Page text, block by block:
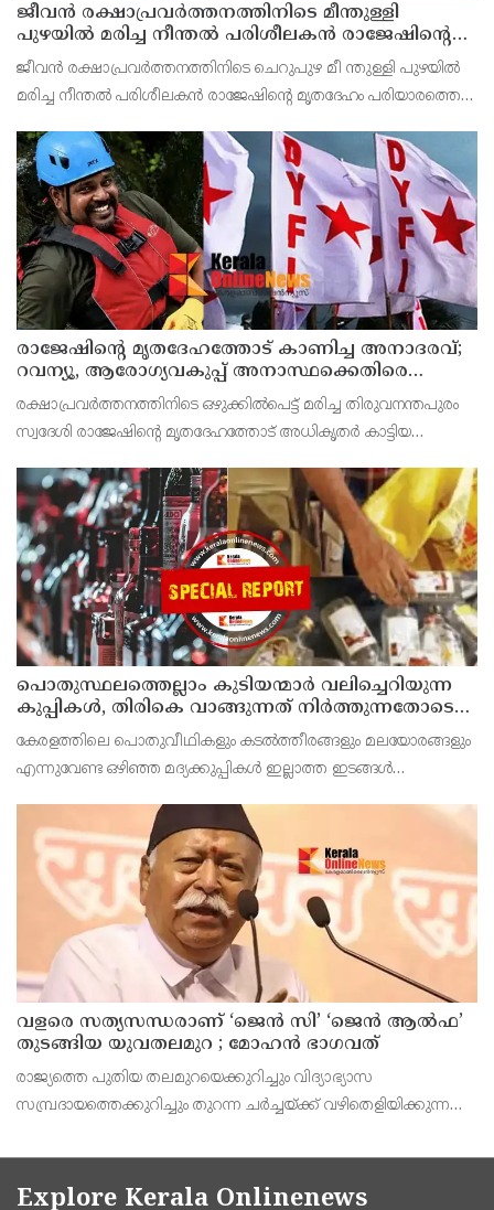
ജീവൻ രക്ഷാപ്രവർത്തനത്തിനിടെ മീന്തുള്ളി
പുഴയിൽ മരിച്ച നീന്തൽ പരിശീലകൻ രാജേഷിൻ്റെ
മൃതദേഹത്തോട് അനാദരവ് : റിപ്പോർട്ട് ലഭിച്ചാലുടൻ
നടപടിയെന്ന് കളക്ടർ
ജീവൻ രക്ഷാപ്രവർത്തനത്തിനിടെ ചെറുപുഴ മീ ന്തുള്ളി പുഴയിൽ
മരിച്ച നീന്തൽ പരിശീലകൻ രാജേഷിൻ്റെ മൃതദേഹം പരിയാരത്തെ
പോസ്റ്റുമോർട്ടം നടപടികൾക്കു ശേഷം സ്വദേശമായ തിരുവ
രാജേഷിന്റെ മൃതദേഹത്തോട് കാണിച്ച അനാദരവ്;
റവന്യൂ, ആരോഗ്യവകുപ്പ് അനാസ്ഥക്കെതിരെ
കടുത്ത നടപടി വേണം; ഡിവൈഎഫ്ഐ
ശക്തമായ പ്രതിഷേധത്തിലേക്ക്
രക്ഷാപ്രവർത്തനത്തിനിടെ ഒഴുക്കിൽപെട്ട് മരിച്ച തിരുവനന്തപുരം
സ്വദേശി രാജേഷിന്റെ മൃതദേഹത്തോട് അധികൃതർ കാട്ടിയ
കണ്ണൂർ ജില്ലാ സെക്രട്ടറിയേറ്റ് ശക്തമായി പ്രതിഷേധിക്ക
പൊതുസ്ഥലത്തെല്ലാം കുടിയന്മാര്‍ വലിച്ചെറിയുന്ന
കുപ്പികള്‍, തിരികെ വാങ്ങുന്നത് നിര്‍ത്തുന്നതോടെ
ഇത് ഇരട്ടിക്കും, കോടികളുടെ ലാഭമുള്ള പദ്ധതി
നിര്‍ത്തിയത് എന്തിന്? സര്‍ക്കാരിന്റേത് തലതിരിഞ്ഞ
തീരുമാനമോ?
കേരളത്തിലെ പൊതുവീഥികളും കടല്‍ത്തീരങ്ങളും മലയോരങ്ങളും
എന്നുവേണ്ട ഒഴിഞ്ഞ മദ്യക്കുപ്പികള്‍ ഇല്ലാത്ത ഇടങ്ങള്‍
വളരെ സത്യസന്ധരാണ് ‘ജെൻ സി’ ‘ജെൻ ആൽഫ’
തുടങ്ങിയ യുവതലമുറ ; മോഹൻ ഭാഗവത്
രാജ്യത്തെ പുതിയ തലമുറയെക്കുറിച്ചും വിദ്യാഭ്യാസ
സമ്പ്രദായത്തെക്കുറിച്ചും തുറന്ന ചർച്ചയ്ക്ക് വഴിതെളിയിക്കുന്ന
മോഹൻ ഭാഗവത് രംഗത്ത്. നിലവിലെ തലമുറയെക്കാൾ വളരെ
Explore Kerala Onlinenews